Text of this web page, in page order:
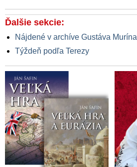
Ďalšie sekcie:
Nájdené v archíve Gustáva Murína
Týždeň podľa Terezy